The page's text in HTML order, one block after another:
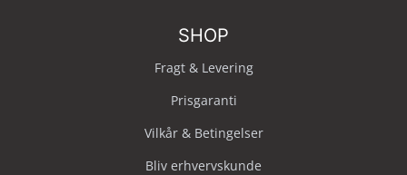
SHOP
Fragt & Levering
Prisgaranti
Vilkår & Betingelser
Bliv erhvervskunde